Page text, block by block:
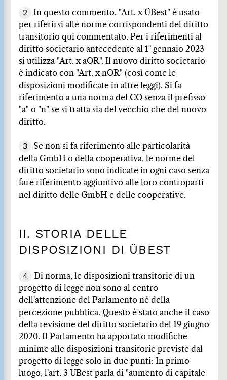
2
In questo commento, "Art. x ÜBest" è usato
per riferirsi alle norme corrispondenti del diritto
transitorio qui commentato. Per i riferimenti al
diritto societario antecedente al 1° gennaio 2023
si utilizza "Art. x aOR". Il nuovo diritto societario
è indicato con "Art. x nOR" (così come le
disposizioni modificate in altre leggi). Si fa
riferimento a una norma del CO senza il prefisso
"a" o "n" se si tratta sia del vecchio che del nuovo
diritto.
3
Se non si fa riferimento alle particolarità
della GmbH o della cooperativa, le norme del
diritto societario sono indicate in ogni caso senza
fare riferimento aggiuntivo alle loro controparti
nel diritto delle GmbH e delle cooperative.
II. STORIA DELLE
DISPOSIZIONI DI ÜBEST
4
Di norma, le disposizioni transitorie di un
progetto di legge non sono al centro
dell'attenzione del Parlamento né della
percezione pubblica. Questo è stato anche il caso
della revisione del diritto societario del 19 giugno
2020. Il Parlamento ha apportato modifiche
minime alle disposizioni transitorie previste dal
progetto di legge solo in due punti: In primo
luogo, l'art. 3 ÜBest parla di "aumento di capitale